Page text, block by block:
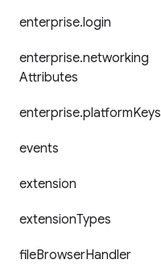
enterprise.login
enterprise.networking
Attributes
enterprise.platformKeys
events
extension
extensionTypes
fileBrowserHandler